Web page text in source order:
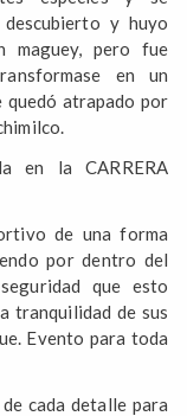
y huyo
maguey, pero fue
en un
quedó atrapado por
en la CARRERA
de una forma
por dentro del
que esto
tranquilidad de sus
Evento para toda
cada detalle para